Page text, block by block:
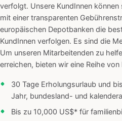
verfolgt. Unsere KundInnen
mit einer transparenten
europäischen Depotbanken die
KundInnen verfolgen. Es sind die
Um unseren Mitarbeitenden zu
erreichen, bieten wir eine Reihe
30 Tage Erholungsurlaub und
Jahr, bundesland- und
Bis zu 10,000 US$* für